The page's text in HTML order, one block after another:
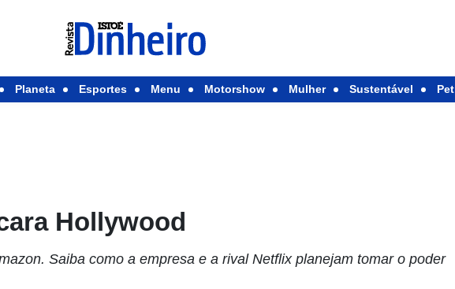
Planeta Esportes Menu Motorshow Mulher Sustentável Pet
Hollywood
Saiba como a empresa e a rival Netflix planejam tomar o poder